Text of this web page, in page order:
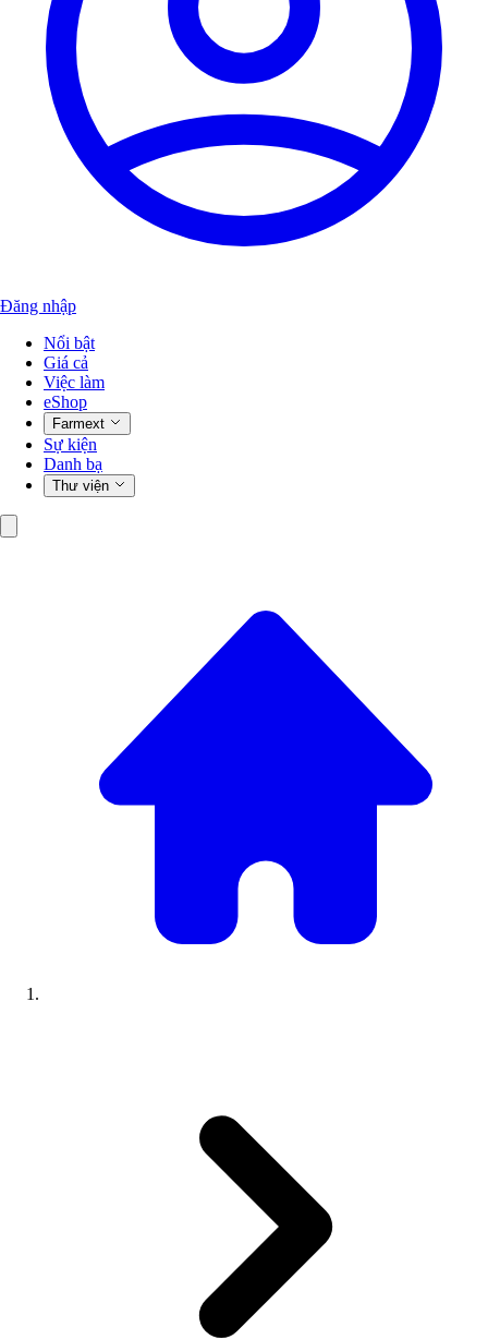
Đăng nhập
Nổi bật
Giá cả
Việc làm
eShop
Farmext
Sự kiện
Danh bạ
Thư viện